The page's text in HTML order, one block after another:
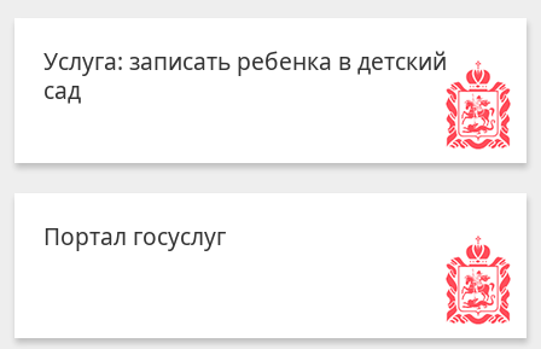
Услуга: записать ребенка в детский
сад
Портал госуслуг